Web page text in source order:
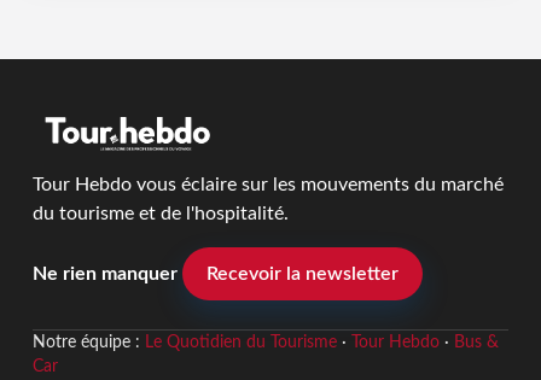
Tour Hebdo vous éclaire sur les mouvements du marché
du tourisme et de l'hospitalité.
Ne rien manquer Recevoir la newsletter
Notre équipe : Le Quotidien du Tourisme· Tour Hebdo· Bus &
Car